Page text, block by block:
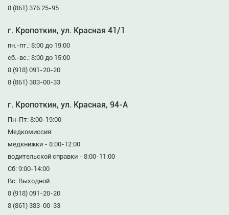
8 (861) 376 25-95
г. Кропоткин, ул. Красная 41/1
пн.-пт.: 8:00 до 19:00
сб.-вс.: 8:00 до 15:00
8 (918) 091-20-20
8 (861) 383-00-33
г. Кропоткин, ул. Красная, 94-А
Пн-Пт: 8:00-19:00
Медкомиссия:
медкнижки - 8:00-12:00
водительской справки - 8:00-11:00
Сб: 9:00-14:00
Вс: Выходной
8 (918) 091-20-20
8 (861) 383-00-33